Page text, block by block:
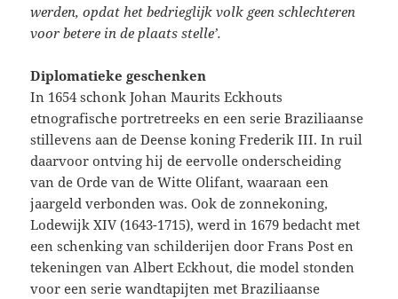
werden, opdat het bedrieglijk volk geen schlechteren
voor betere in de plaats stelle’.
Diplomatieke geschenken
In 1654 schonk Johan Maurits Eckhouts
etnografische portretreeks en een serie Braziliaanse
stillevens aan de Deense koning Frederik III. In ruil
daarvoor ontving hij de eervolle onderscheiding
van de Orde van de Witte Olifant, waaraan een
jaargeld verbonden was. Ook de zonnekoning,
Lodewijk XIV (1643-1715), werd in 1679 bedacht met
een schenking van schilderijen door Frans Post en
tekeningen van Albert Eckhout, die model stonden
voor een serie wandtapijten met Braziliaanse